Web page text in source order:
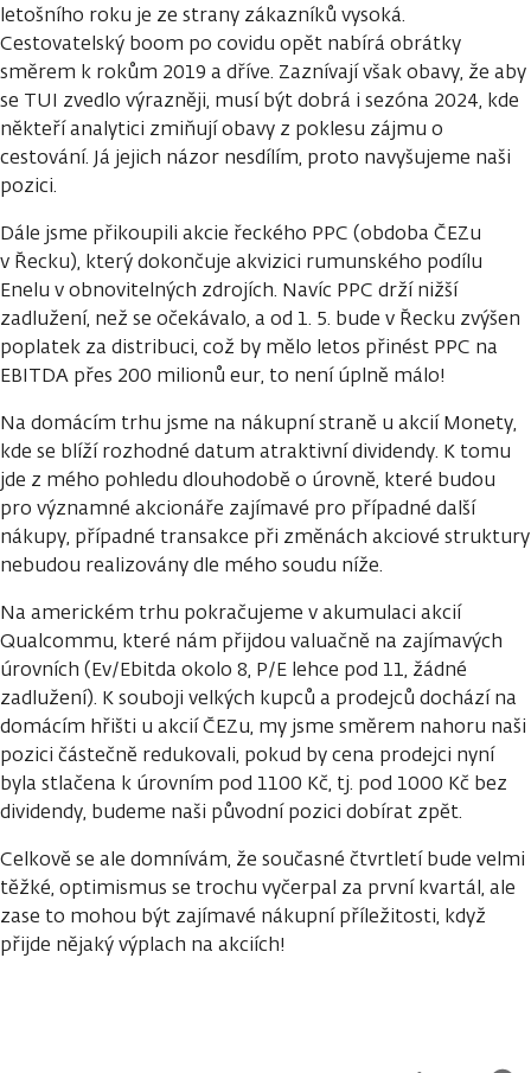
letošního roku je ze strany zákazníků vysoká.
Cestovatelský boom po covidu opět nabírá obrátky
směrem k rokům 2019 a dříve. Zaznívají však obavy, že aby
se TUI zvedlo výrazněji, musí být dobrá i sezóna 2024, kde
někteří analytici zmiňují obavy z poklesu zájmu o
cestování. Já jejich názor nesdílím, proto navyšujeme naši
pozici.
Dále jsme přikoupili akcie řeckého PPC (obdoba ČEZu
v Řecku), který dokončuje akvizici rumunského podílu
Enelu v obnovitelných zdrojích. Navíc PPC drží nižší
zadlužení, než se očekávalo, a od 1. 5. bude v Řecku zvýšen
poplatek za distribuci, což by mělo letos přinést PPC na
EBITDA přes 200 milionů eur, to není úplně málo!
Na domácím trhu jsme na nákupní straně u akcií Monety,
kde se blíží rozhodné datum atraktivní dividendy. K tomu
jde z mého pohledu dlouhodobě o úrovně, které budou
pro významné akcionáře zajímavé pro případné další
nákupy, případné transakce při změnách akciové struktury
nebudou realizovány dle mého soudu níže.
Na americkém trhu pokračujeme v akumulaci akcií
Qualcommu, které nám přijdou valuačně na zajímavých
úrovních (Ev/Ebitda okolo 8, P/E lehce pod 11, žádné
zadlužení). K souboji velkých kupců a prodejců dochází na
domácím hřišti u akcií ČEZu, my jsme směrem nahoru naši
pozici částečně redukovali, pokud by cena prodejci nyní
byla stlačena k úrovním pod 1100 Kč, tj. pod 1000 Kč bez
dividendy, budeme naši původní pozici dobírat zpět.
Celkově se ale domnívám, že současné čtvrtletí bude velmi
těžké, optimismus se trochu vyčerpal za první kvartál, ale
zase to mohou být zajímavé nákupní příležitosti, když
přijde nějaký výplach na akciích!